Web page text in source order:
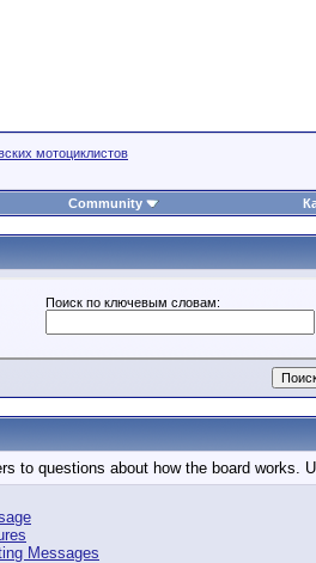
мотоциклистов
Community
Поиск по ключевым словам:
to questions about how the board
Messages